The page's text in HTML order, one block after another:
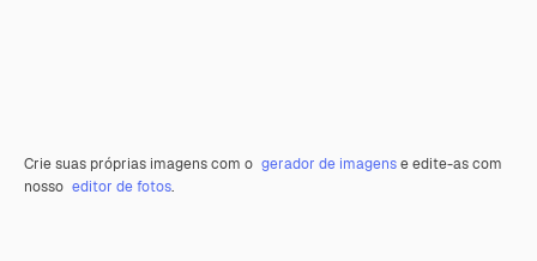
Crie suas próprias imagens com o gerador de imagense edite-as com
nosso editor de fotos.